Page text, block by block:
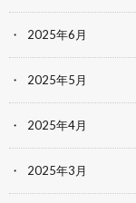
2025年6月
2025年5月
2025年4月
2025年3月